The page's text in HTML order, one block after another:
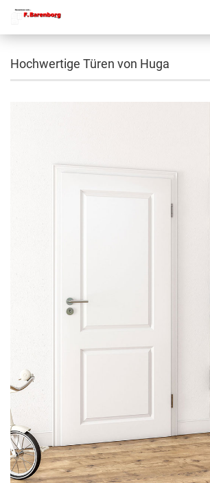
Hochwertige Türen von Huga